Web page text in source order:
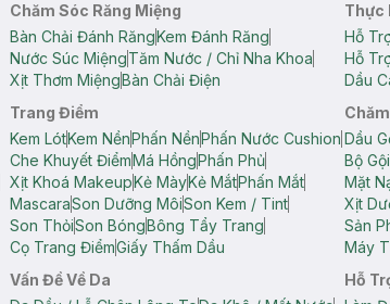
Chăm Sóc Răng Miệng
Bàn Chải Đánh RăngKem Đánh Răng
Nước Súc MiệngTăm Nước / Chỉ Nha Khoa
Xịt Thơm MiệngBàn Chải Điện
Thực
Hỗ
Hỗ
Dầu
Trang Điểm
Kem LótKem NềnPhấn NềnPhấn Nước Cushion
Che Khuyết ĐiểmMá HồngPhấn Phủ
Xịt Khoá MakeupKẻ MàyKẻ MắtPhấn Mắt
MascaraSon Dưỡng MôiSon Kem / Tint
Son ThỏiSon BóngBông Tẩy Trang
Cọ Trang ĐiểmGiấy Thấm Dầu
Dầu
Bộ
Mặt
Xịt
Sản
Máy
Vấn Đề Về Da
Hỗ